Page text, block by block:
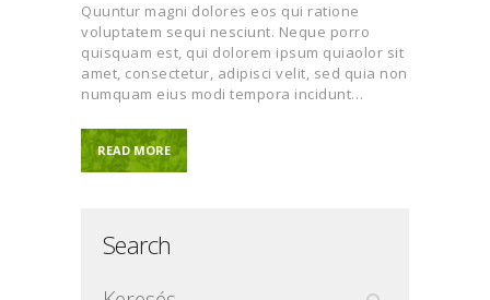
Quuntur magni dolores eos qui ratione
voluptatem sequi nesciunt. Neque porro
quisquam est, qui dolorem ipsum quiaolor sit
amet, consectetur, adipisci velit, sed quia non
numquam eius modi tempora incidunt…
READ MORE
Search
Keresés: